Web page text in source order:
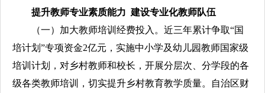
提升教师专业素质能力 建设专业化教师队伍
（一）加大教师培训经费投入。近三年累计争取“国
培计划”专项资金2亿元，实施中小学及幼儿园教师国家级
培训计划，对乡村教师和校长，开展分层次、分学段的各
级各类教师培训，切实提升乡村教育教学质量。自治区财